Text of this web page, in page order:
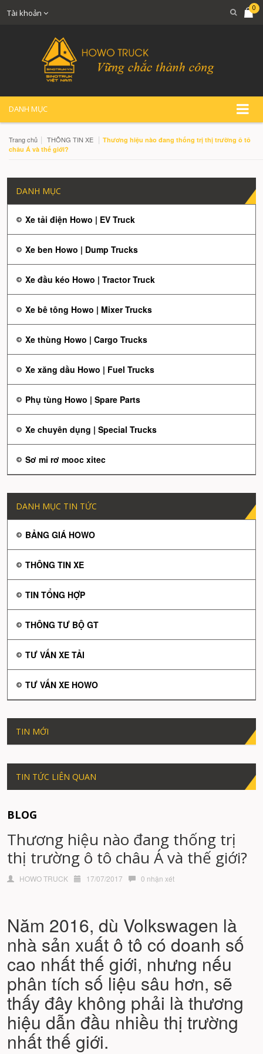
Tài khoản
0
DANH MỤC
Trang chủ | THÔNG TIN XE | Thương hiệu nào đang thống trị thị trường ô tô
châu Á và thế giới?
DANH MỤC
Xe tải điện Howo | EV Truck
Xe ben Howo | Dump Trucks
Xe đầu kéo Howo | Tractor Truck
Xe bê tông Howo | Mixer Trucks
Xe thùng Howo | Cargo Trucks
Xe xăng dầu Howo | Fuel Trucks
Phụ tùng Howo | Spare Parts
Xe chuyên dụng | Special Trucks
Sơ mi rơ mooc xitec
DANH MỤC TIN TỨC
BẢNG GIÁ HOWO
THÔNG TIN XE
TIN TỔNG HỢP
THÔNG TƯ BỘ GT
TƯ VẤN XE TẢI
TƯ VẤN XE HOWO
TIN MỚI
TIN TỨC LIÊN QUAN
BLOG
Thương hiệu nào đang thống trị
thị trường ô tô châu Á và thế giới?
HOWO TRUCK 17/07/2017 0 nhận xét
Năm 2016, dù Volkswagen là
nhà sản xuất ô tô có doanh số
cao nhất thế giới, nhưng nếu
phân tích số liệu sâu hơn, sẽ
thấy đây không phải là thương
hiệu dẫn đầu nhiều thị trường
nhất thế giới.